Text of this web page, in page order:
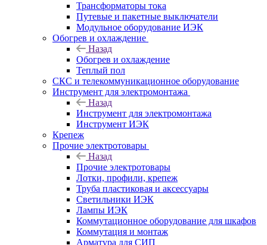
Трансформаторы тока
Путевые и пакетные выключатели
Модульное оборудование ИЭК
Обогрев и охлаждение
Назад
Обогрев и охлаждение
Теплый пол
СКС и телекоммуникационное оборудование
Инструмент для электромонтажа
Назад
Инструмент для электромонтажа
Инструмент ИЭК
Крепеж
Прочие электротовары
Назад
Прочие электротовары
Лотки, профили, крепеж
Труба пластиковая и аксессуары
Светильники ИЭК
Лампы ИЭК
Коммутационное оборудование для шкафов
Коммутация и монтаж
Арматура для СИП